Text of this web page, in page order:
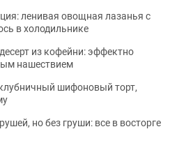
ленивая овощная лазанья с
в холодильнике
из кофейни: эффектно
нашествием
шифоновый торт,
но без груши: все в восторге